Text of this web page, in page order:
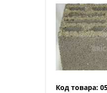
Код товара: